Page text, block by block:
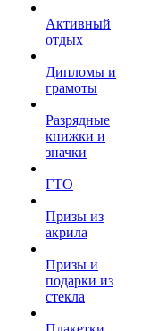
Активный
отдых
Дипломы и
грамоты
Разрядные
книжки и
значки
ГТО
Призы из
акрила
Призы и
подарки из
стекла